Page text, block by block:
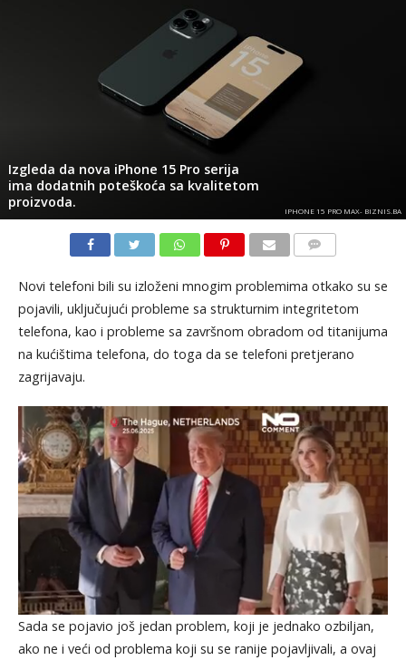
Izgleda da nova iPhone 15 Pro serija
ima dodatnih poteškoća sa kvalitetom
proizvoda.
IPHONE 15 PRO MAX- BIZNIS.BA
Novi telefoni bili su izloženi mnogim problemima otkako su se
pojavili, uključujući probleme sa strukturnim integritetom
telefona, kao i probleme sa završnom obradom od titanijuma
na kućištima telefona, do toga da se telefoni pretjerano
zagrijavaju.
Sada se pojavio još jedan problem, koji je jednako ozbiljan,
ako ne i veći od problema koji su se ranije pojavljivali, a ovaj